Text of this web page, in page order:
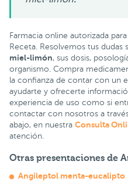
Farmacia online autorizada
Receta. Resolvemos tus
miel-limón, sus dosis,
organismo. Compra
la confianza de contar con un
ayudarte y ofrecerte
experiencia de uso como si
contactar con nosotros a
abajo, en nuestra Consulta
atención.
Otras presentaciones de
Angileptol menta-eucalipto